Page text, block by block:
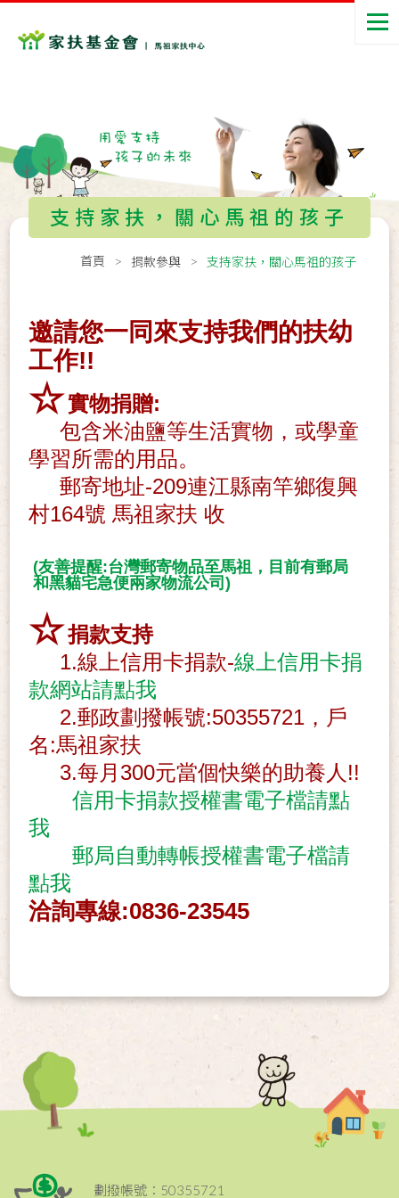
支持家扶，關心馬祖的孩子
首頁 捐款參與 支持家扶，關心馬祖的孩子
邀請您一同來支持我們的扶幼
工作!!
☆實物捐贈:
包含米油鹽等生活實物，或學童
學習所需的用品。
郵寄地址-209連江縣南竿鄉復興
村164號 馬祖家扶 收
(友善提醒:台灣郵寄物品至馬祖，目前有郵局
和黑貓宅急便兩家物流公司)
☆捐款支持
1.線上信用卡捐款-線上信用卡捐
款網站請點我
2.郵政劃撥帳號:50355721，戶
名:馬祖家扶
3.每月300元當個快樂的助養人!!
信用卡捐款授權書電子檔請點
我
郵局自動轉帳授權書電子檔請
點我
洽詢專線:0836-23545
劃撥帳號：50355721